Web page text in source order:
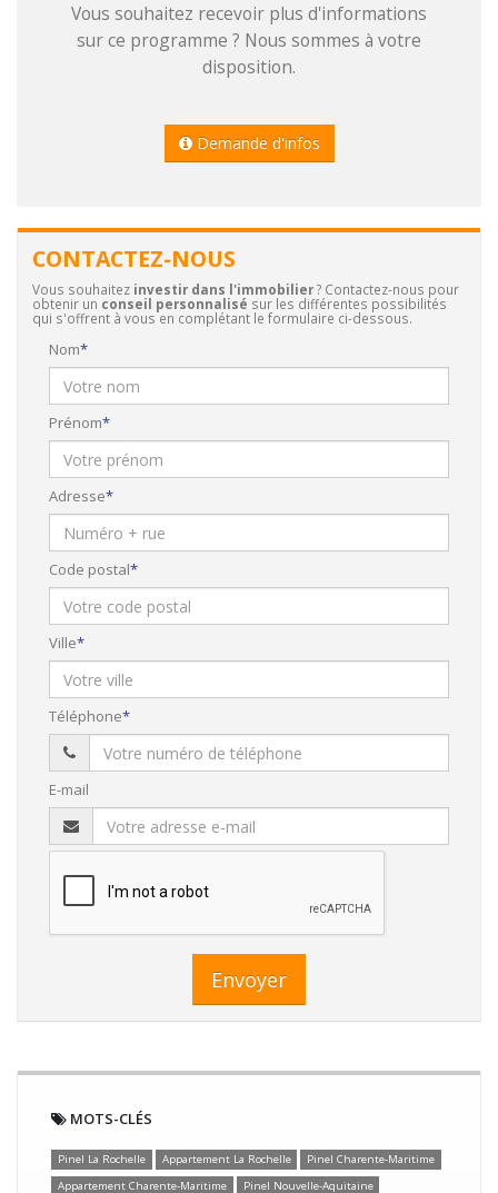
Vous souhaitez recevoir plus d'informations
sur ce programme ? Nous sommes à votre
disposition.
Demande d'infos
CONTACTEZ-NOUS
Vous souhaitez investir dans l'immobilier? Contactez-nous pour
obtenir un conseil personnalisé sur les différentes possibilités
qui s'offrent à vous en complétant le formulaire ci-dessous.
Nom
Prénom
Adresse
Code postal
Ville
Téléphone
E-mail
Envoyer
MOTS-CLÉS
Pinel La Rochelle Appartement La Rochelle
Pinel Charente-Maritime
Appartement Charente-Maritime
Pinel Nouvelle-Aquitaine